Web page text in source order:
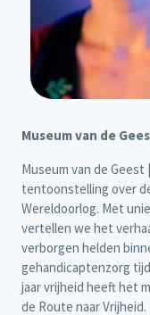
Museum van de
Museum van de
tentoonstelling over
Wereldoorlog. Met
vertellen we het
verborgen helden
gehandicaptenzorg
jaar vrijheid heeft het
de Route naar